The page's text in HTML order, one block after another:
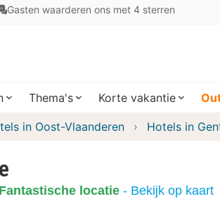
Gasten waarderen ons met 4 sterren
Thema's Korte vakantie
in Oost-Vlaanderen Hotels in
Fantastische locatie - Bekijk op kaart